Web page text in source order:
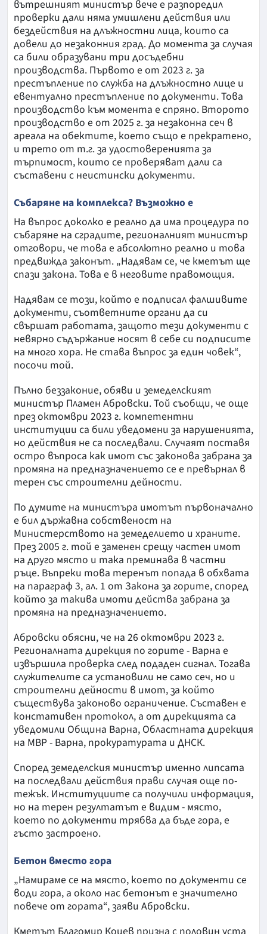
вътрешният министър вече е разпоредил
проверки дали няма умишлени действия или
бездействия на длъжностни лица, които са
довели до незаконния град. До момента за случая
са били образувани три досъдебни
производства. Първото е от 2023 г. за
престъпление по служба на длъжностно лице и
евентуално престъпление по документи. Това
производство към момента е спряно. Второто
производство е от 2025 г. за незаконна сеч в
ареала на обектите, което също е прекратено,
и трето от т.г. за удостоверенията за
търпимост, които се проверяват дали са
съставени с неистински документи.
Събаряне на комплекса? Възможно е
На въпрос доколко е реално да има процедура по
събаряне на сградите, регионалният министър
отговори, че това е абсолютно реално и това
предвижда законът. „Надявам се, че кметът ще
спази закона. Това е в неговите правомощия.
Надявам се този, който е подписал фалшивите
документи, съответните органи да си
свършат работата, защото тези документи с
невярно съдържание носят в себе си подписите
на много хора. Не става въпрос за един човек“,
посочи той.
Пълно беззаконие, обяви и земеделският
министър Пламен Абровски. Той съобщи, че още
през октомври 2023 г. компетентни
институции са били уведомени за нарушенията,
но действия не са последвали. Случаят поставя
остро въпроса как имот със законова забрана за
промяна на предназначението се е превърнал в
терен със строителни дейности.
По думите на министъра имотът първоначално
е бил държавна собственост на
Министерството на земеделието и храните.
През 2005 г. той е заменен срещу частен имот
на друго място и така преминава в частни
ръце. Въпреки това теренът попада в обхвата
на параграф 3, ал. 1 от Закона за горите, според
който за такива имоти действа забрана за
промяна на предназначението.
Абровски обясни, че на 26 октомври 2023 г.
Регионалната дирекция по горите - Варна е
извършила проверка след подаден сигнал. Тогава
служителите са установили не само сеч, но и
строителни дейности в имот, за който
съществува законово ограничение. Съставен е
констативен протокол, а от дирекцията са
уведомили Община Варна, Областната дирекция
на МВР - Варна, прокуратурата и ДНСК.
Според земеделския министър именно липсата
на последвали действия прави случая още по-
тежък. Институциите са получили информация,
но на терен резултатът е видим - място,
което по документи трябва да бъде гора, е
гъсто застроено.
Бетон вместо гора
„Намираме се на място, което по документи се
води гора, а около нас бетонът е значително
повече от гората“, заяви Абровски.